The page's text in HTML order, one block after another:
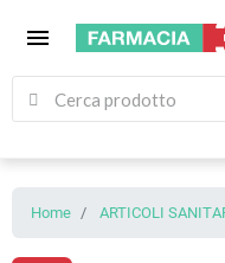
menu
Home ARTICOLI